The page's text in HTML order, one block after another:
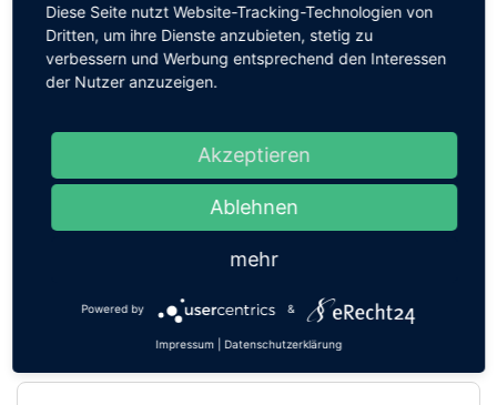
Spur N
Creality
Creality Ender 5 S1
Creality Ender-3 S1 günstig und gut
Two Trees SP-5 V3
Diese Seite nutzt Website-Tracking-Technologien von
Dritten, um ihre Dienste anzubieten, stetig zu
verbessern und Werbung entsprechend den Interessen
der Nutzer anzuzeigen.
Akzeptieren
Ablehnen
mehr
Powered by &
Impressum Datenschutzerklärung